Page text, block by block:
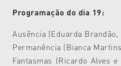
Programação do dia 19:
Ausência (Eduarda Brandão,
Permanência (Bianca
Fantasmas (Ricardo Alves